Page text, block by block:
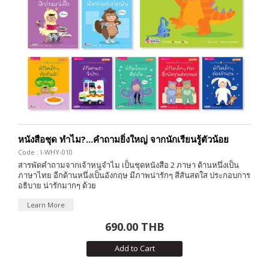
หนังสือชุด ทำไม?...คำถามยิ่งใหญ่ จากนักเรียนรู้ตัวน้อย
Code : I-WHY-010
สารพัดคำถามจากเจ้าหนูจำไม เป็นชุดหนังสือ 2 ภาษา ด้านหนึ่งเป็น
ภาษาไทย อีกด้านหนึ่งเป็นอังกฤษ มีภาพน่ารักๆ สีสันสดใส ประกอบการ
อธิบาย น่ารักมากๆ ด้วย
Learn More
690.00 THB
Add to Cart